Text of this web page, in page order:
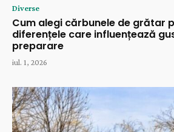
Diverse
Cum alegi cărbunele de grătar
diferențele care influențează
preparare
iul. 1, 2026